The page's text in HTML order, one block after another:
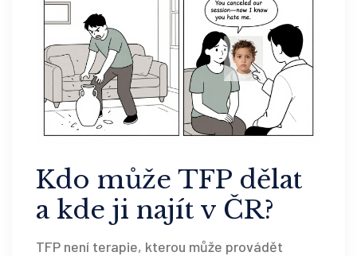
Kdo může TFP dělat
a kde ji najít v ČR?
TFP není terapie, kterou může provádět